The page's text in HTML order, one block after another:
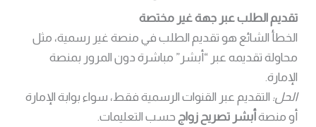
تقديم الطلب عبر جهة غير مختصة
الخطأ الشائع هو تقديم الطلب في منصة غير رسمية، مثل
محاولة تقديمه عبر “أبشر” مباشرة دون المرور بمنصة
الإمارة.
الحل: التقديم عبر القنوات الرسمية فقط، سواء بوابة الإمارة
أو منصةأبشر تصريح زواج حسب التعليمات.